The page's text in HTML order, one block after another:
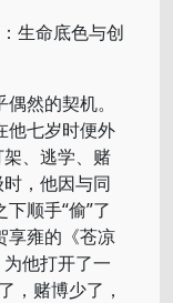
生命底色与创
然的契机。
他七岁时便外
架、逃学、赌
，他因与同
顺手“偷”了
享雍的《苍凉
他打开了一
，赌博少了，